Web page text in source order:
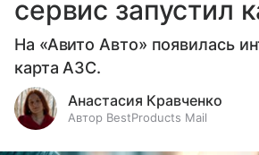
сервис запустил
На «Авито Авто» появилась
карта АЗС.
Анастасия Кравченко
Автор BestProducts Mail